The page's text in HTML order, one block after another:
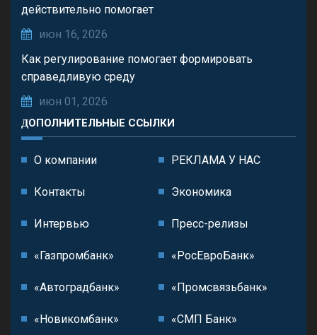
действительно помогает
июн 16, 2026
Как регулирование помогает формировать
справедливую среду
июн 01, 2026
ДОПОЛНИТЕЛЬНЫЕ ССЫЛКИ
О компании РЕКЛАМА У НАС
Контакты Экономика
Интервью Пресс-релизы
«Газпромбанк» «РосЕвроБанк»
«Автоградбанк» «Промсвязьбанк»
«Новикомбанк» «СМП Банк»